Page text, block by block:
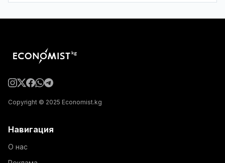
Copyright © 2025 Economist.kg
Навигация
О нас